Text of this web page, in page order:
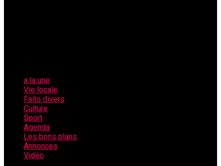
a la une
Vie locale
Faits divers
Culture
Sport
Agenda
Les bons plans
Annonces
Vidéo